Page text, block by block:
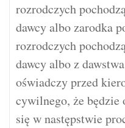
rozrodczych
dawcy albo zarodka
rozrodczych
dawcy albo z
oświadczy przed
cywilnego, że
się w następstwie